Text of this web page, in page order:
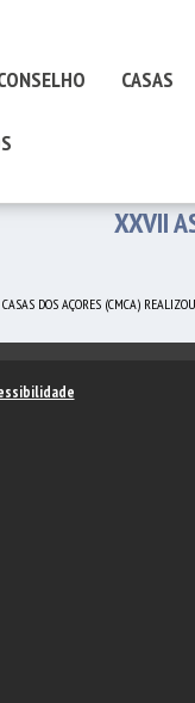
CASAS
XXVII
DOS AÇORES (CMCA)